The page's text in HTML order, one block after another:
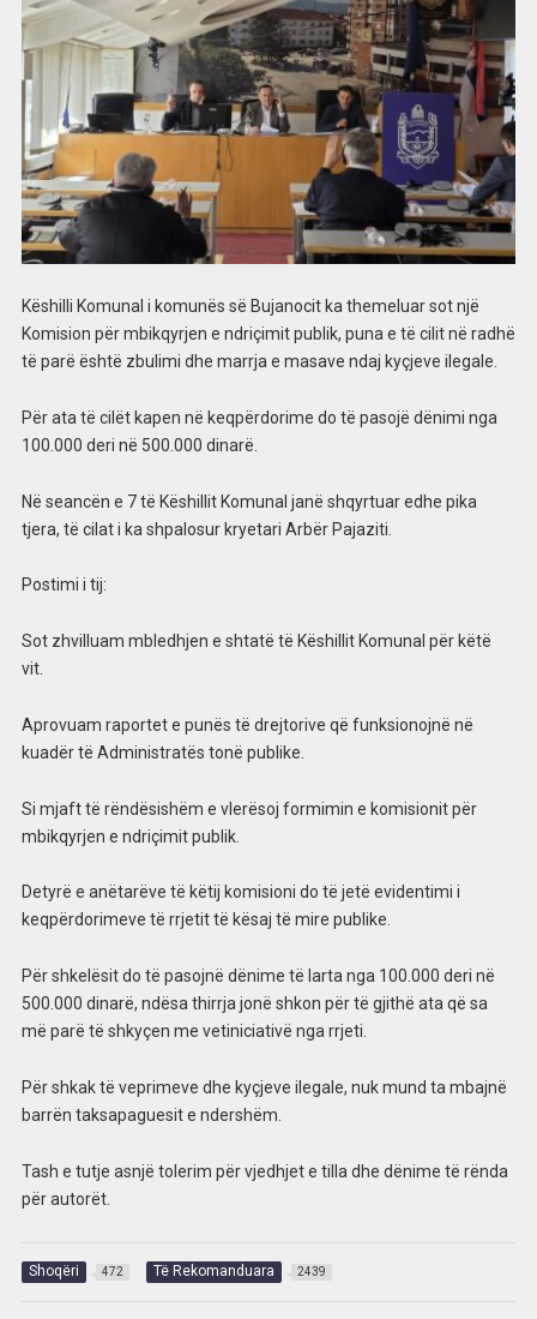
Këshilli Komunal i komunës së Bujanocit ka themeluar sot një
Komision për mbikqyrjen e ndriçimit publik, puna e të cilit në radhë
të parë është zbulimi dhe marrja e masave ndaj kyçjeve ilegale.
Për ata të cilët kapen në keqpërdorime do të pasojë dënimi nga
100.000 deri në 500.000 dinarë.
Në seancën e 7 të Këshillit Komunal janë shqyrtuar edhe pika
tjera, të cilat i ka shpalosur kryetari Arbër Pajaziti.
Postimi i tij:
Sot zhvilluam mbledhjen e shtatë të Këshillit Komunal për këtë
vit.
Aprovuam raportet e punës të drejtorive që funksionojnë në
kuadër të Administratës tonë publike.
Si mjaft të rëndësishëm e vlerësoj formimin e komisionit për
mbikqyrjen e ndriçimit publik.
Detyrë e anëtarëve të këtij komisioni do të jetë evidentimi i
keqpërdorimeve të rrjetit të kësaj të mire publike.
Për shkelësit do të pasojnë dënime të larta nga 100.000 deri në
500.000 dinarë, ndësa thirrja jonë shkon për të gjithë ata që sa
më parë të shkyçen me vetiniciativë nga rrjeti.
Për shkak të veprimeve dhe kyçjeve ilegale, nuk mund ta mbajnë
barrën taksapaguesit e ndershëm.
Tash e tutje asnjë tolerim për vjedhjet e tilla dhe dënime të rënda
për autorët.
Shoqëri 472 Të Rekomanduara 2439